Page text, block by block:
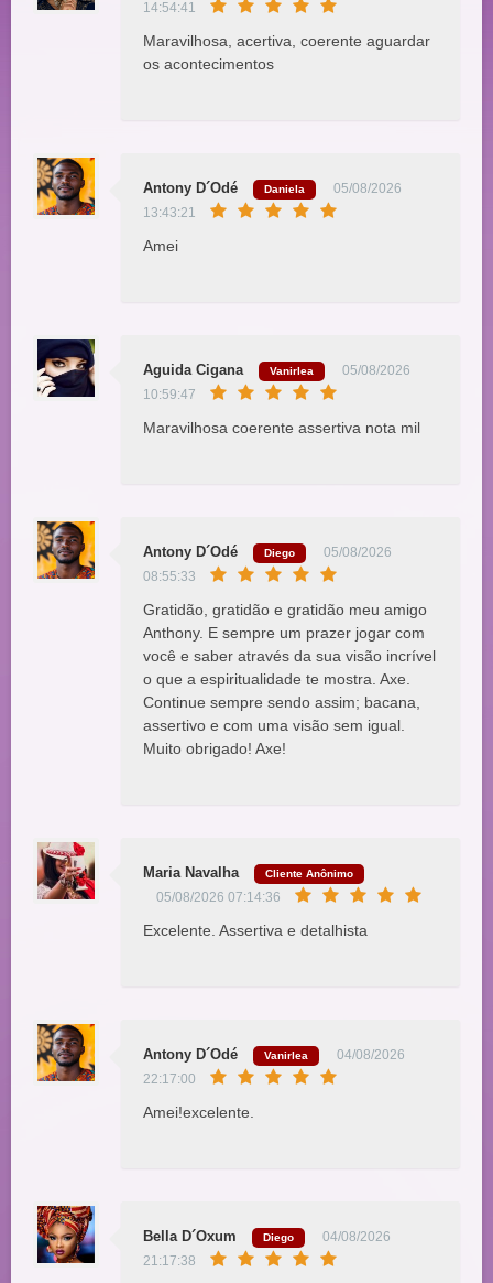
14:54:41
Maravilhosa, acertiva, coerente aguardar
os acontecimentos
Antony D´Odé Daniela
05/08/2026
13:43:21
Amei
Aguida Cigana Vanirlea
05/08/2026
10:59:47
Maravilhosa coerente assertiva nota mil
Antony D´Odé Diego
05/08/2026
08:55:33
Gratidão, gratidão e gratidão meu amigo
Anthony. E sempre um prazer jogar com
você e saber através da sua visão incrível
o que a espiritualidade te mostra. Axe.
Continue sempre sendo assim; bacana,
assertivo e com uma visão sem igual.
Muito obrigado! Axe!
Maria Navalha Cliente Anônimo
05/08/2026 07:14:36
Excelente. Assertiva e detalhista
Antony D´Odé Vanirlea
04/08/2026
22:17:00
Amei!excelente.
Bella D´Oxum Diego
04/08/2026
21:17:38